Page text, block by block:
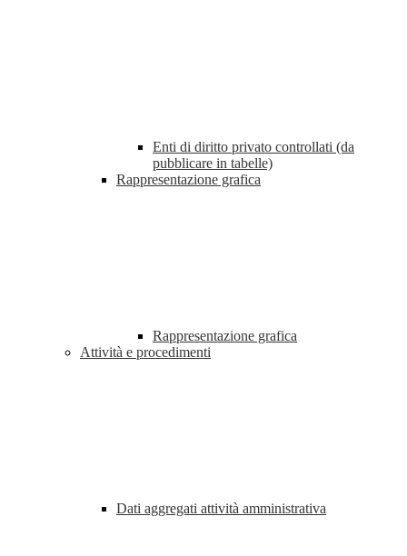
Enti di diritto privato controllati (da
pubblicare in tabelle)
Rappresentazione grafica
Rappresentazione grafica
Attività e procedimenti
Dati aggregati attività amministrativa